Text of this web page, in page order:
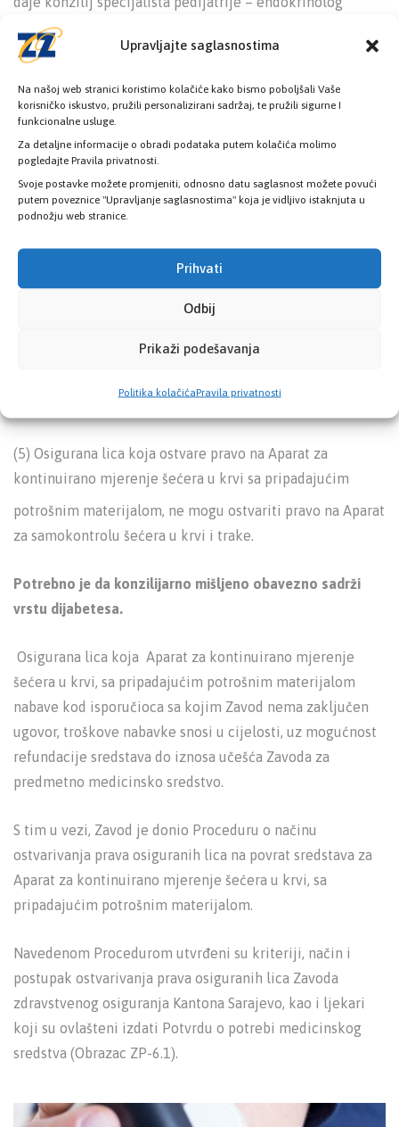
Upravljajte saglasnostima
Na našoj web stranici koristimo kolačiće kako bismo poboljšali Vaše
korisničko iskustvo, pružili personalizirani sadržaj, te pružili sigurne I
funkcionalne usluge.
Za detaljne informacije o obradi podataka putem kolačića molimo
pogledajte Pravila privatnosti.
Svoje postavke možete promjeniti, odnosno datu saglasnost možete povući
putem poveznice "Upravljanje saglasnostima" koja je vidljivo istaknjuta u
podnožju web stranice.
Prihvati
Odbij
Prikaži podešavanja
Politika kolačićaPravila privatnosti
Pedijatrijske klinike Kliničkog centra Univerziteta u
Sarajevu, a za medicinska sredstva iz stava (2) ovog člana
Klinike za endokrinologiju i bolesti metabolizma.
Potvrdu o potrebi medicinskog sredstva, propisuje
odnosno izabrani doktor porodične medicine za osigurana
lica do 18 godine, a specijalista interne medicine –
endokrinolog/dijabetolog ili izabrani doktor porodične
medicine za osigurana lica u dobi iznad 18 godina.
godine života na teret sredstava iz obaveznog
(5) Osigurana lica koja ostvare pravo na Aparat za
kontinuirano mjerenje šećera u krvi sa pripadajućim
potrošnim materijalom, ne mogu ostvariti pravo na Aparat
za samokontrolu šećera u krvi i trake.
Potrebno je da konzilijarno mišljeno obavezno sadrži
vrstu dijabetesa.
Osigurana lica koja Aparat za kontinuirano mjerenje
šećera u krvi, sa pripadajućim potrošnim materijalom
nabave kod isporučioca sa kojim Zavod nema zaključen
ugovor, troškove nabavke snosi u cijelosti, uz mogućnost
refundacije sredstava do iznosa učešća Zavoda za
predmetno medicinsko sredstvo.
S tim u vezi, Zavod je donio Proceduru o načinu
ostvarivanja prava osiguranih lica na povrat sredstava za
Aparat za kontinuirano mjerenje šećera u krvi, sa
pripadajućim potrošnim materijalom.
Navedenom Procedurom utvrđeni su kriteriji, način i
postupak ostvarivanja prava osiguranih lica Zavoda
zdravstvenog osiguranja Kantona Sarajevo, kao i ljekari
koji su ovlašteni izdati Potvrdu o potrebi medicinskog
sredstva (Obrazac ZP-6.1).